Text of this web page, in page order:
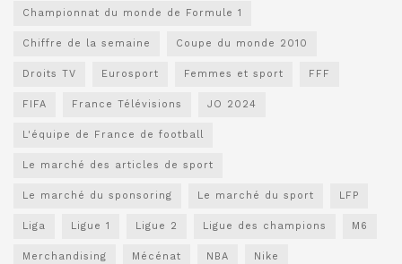
Championnat du monde de Formule 1
Chiffre de la semaine Coupe du monde 2010
Droits TV Eurosport Femmes et sport FFF
FIFA France Télévisions JO 2024
L'équipe de France de football
Le marché des articles de sport
Le marché du sponsoring Le marché du sport LFP
Liga Ligue 1 Ligue 2 Ligue des champions M6
Merchandising Mécénat NBA Nike